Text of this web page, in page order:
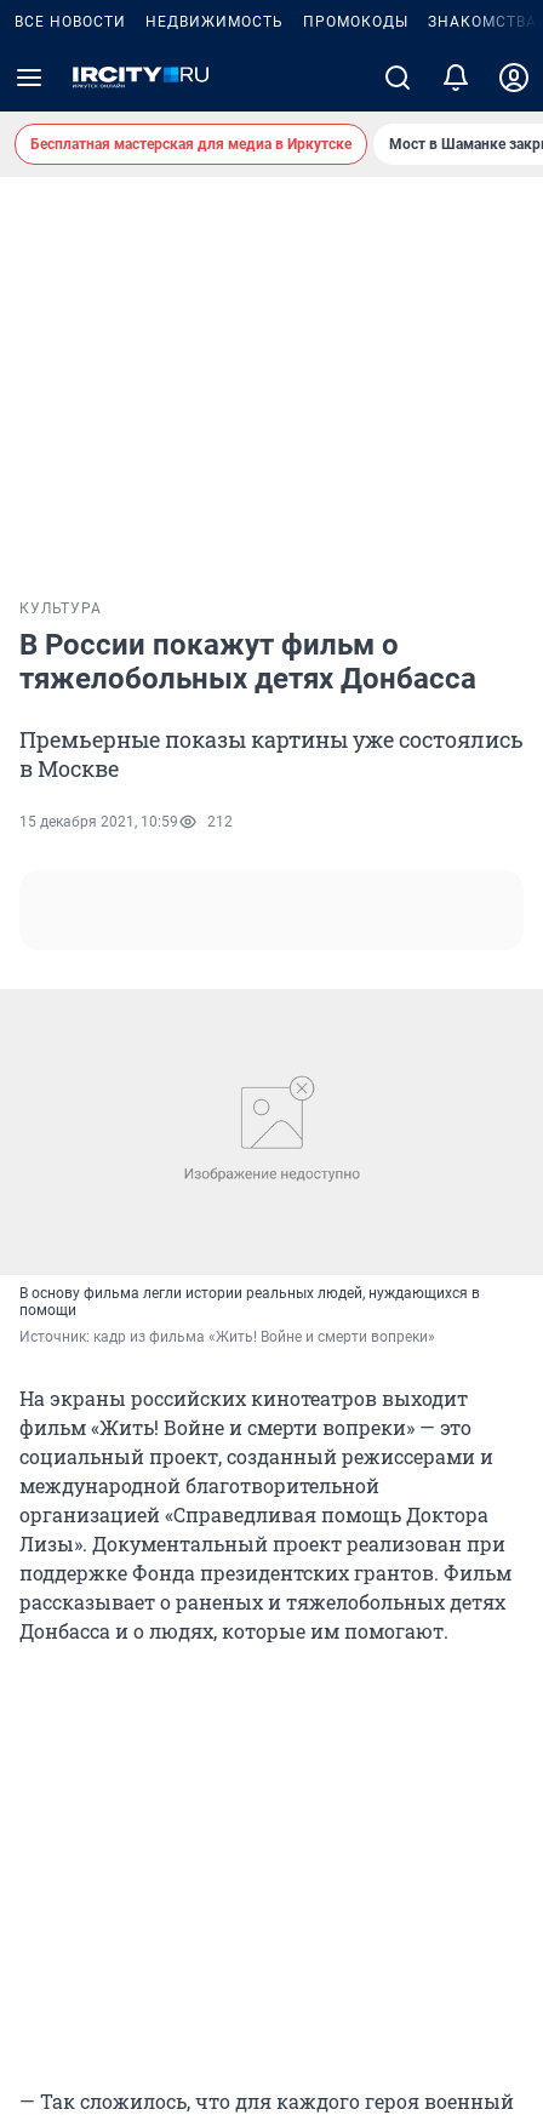
ВСЕ НОВОСТИ НЕДВИЖИМОСТЬ ПРОМОКОДЫ ЗНАКОМСТВА
Бесплатная мастерская для медиа в Иркутске Мост в Шаманке
КУЛЬТУРА
В России покажут фильм о
тяжелобольных детях Донбасса
Премьерные показы картины уже состоялись
в Москве
15 декабря 2021, 10:59 212
В основу фильма легли истории реальных людей, нуждающихся в
помощи
Источник: кадр из фильма «Жить! Войне и смерти вопреки»
На экраны российских кинотеатров выходит
фильм «Жить! Войне и смерти вопреки» — это
социальный проект, созданный режиссерами и
международной благотворительной
организацией «Справедливая помощь Доктора
Лизы». Документальный проект реализован при
поддержке Фонда президентских грантов. Фильм
рассказывает о раненых и тяжелобольных детях
Донбасса и о людях, которые им помогают.
— Так сложилось, что для каждого героя военный